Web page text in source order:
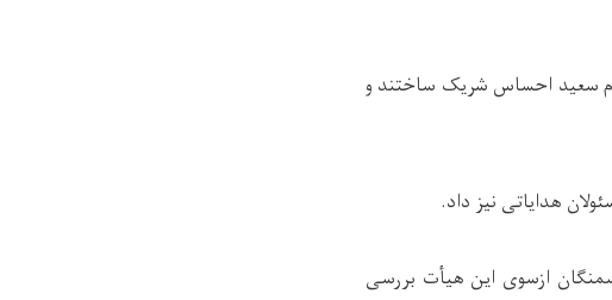
سعید احساس شریک ساختند و
هدایاتی نیز داد.
ازسوی این هیأت بررسی